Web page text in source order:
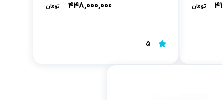
تومان ۴۴۸,۰۰۰,۰۰۰ تومان
5